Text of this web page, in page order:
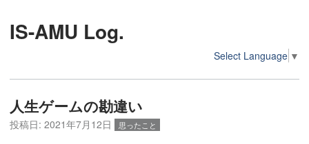
IS-AMU Log.
Select Language ▼
人生ゲームの勘違い
投稿日: 2021年7月12日 思ったこと